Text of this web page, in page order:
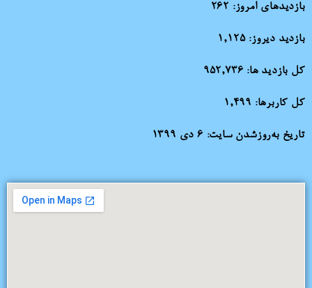
بازدیدهای امروز: 262
بازدید دیروز:1,125
کل بازدید ها: 952,736
کل کاربرها: 1,499
تاریخ به‌روزشدن سایت: ۶ دی ۱۳۹۹